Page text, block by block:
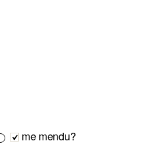
me mendu?